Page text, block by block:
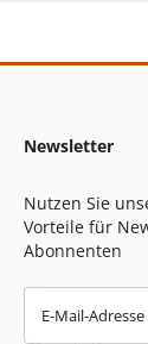
Newsletter
Nutzen Sie
Vorteile für
Abonnenten
E-Mail-Adresse